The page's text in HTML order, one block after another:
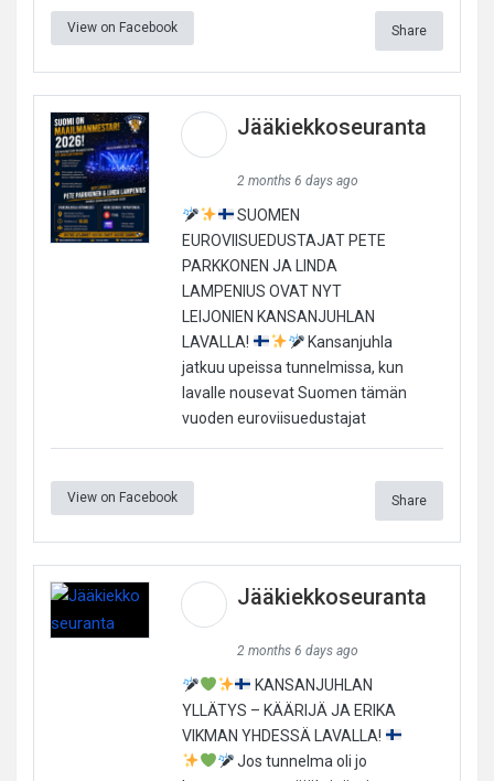
View on Facebook Share
Jääkiekkoseuranta
2 months 6 days ago
SUOMEN
EUROVIISUEDUSTAJAT PETE
PARKKONEN JA LINDA
LAMPENIUS OVAT NYT
LEIJONIEN KANSANJUHLAN
LAVALLA!
Kansanjuhla
jatkuu upeissa tunnelmissa, kun
lavalle nousevat Suomen tämän
vuoden euroviisuedustajat
View on Facebook Share
Jääkiekkoseuranta
2 months 6 days ago
KANSANJUHLAN
YLLÄTYS – KÄÄRIJÄ JA ERIKA
VIKMAN YHDESSÄ LAVALLA!
Jos tunnelma oli jo